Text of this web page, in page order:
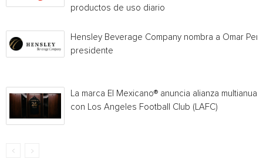
productos de uso diario
Hensley Beverage Company nombra a Omar
presidente
La marca El Mexicano® anuncia alianza multianual
con Los Angeles Football Club (LAFC)